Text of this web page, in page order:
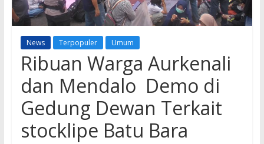
News Terpopuler Umum
Ribuan Warga Aurkenali
dan Mendalo Demo di
Gedung Dewan Terkait
stocklipe Batu Bara